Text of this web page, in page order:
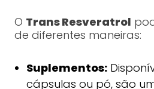
O Trans Resveratrol
de diferentes maneiras:
Suplementos:
cápsulas ou pó, são